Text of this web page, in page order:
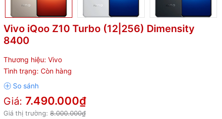
Vivo iQoo Z10 Turbo (12|256) Dimensity
8400
Thương hiệu: Vivo
Tình trạng: Còn hàng
Giá: 7.490.000₫
Giá thị trường: 8.000.000₫